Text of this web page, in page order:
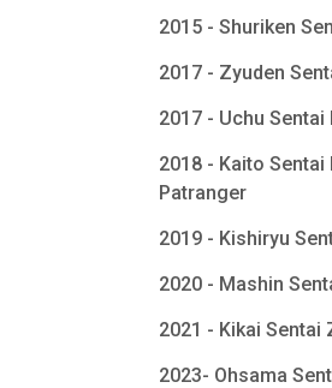
2015 - Shuriken
2017 - Zyuden
2017 - Uchu Sentai
2018 - Kaito
Patranger
2019 - Kishiryu
2020 - Mashin
2021 - Kikai Sentai
2023- Ohsama